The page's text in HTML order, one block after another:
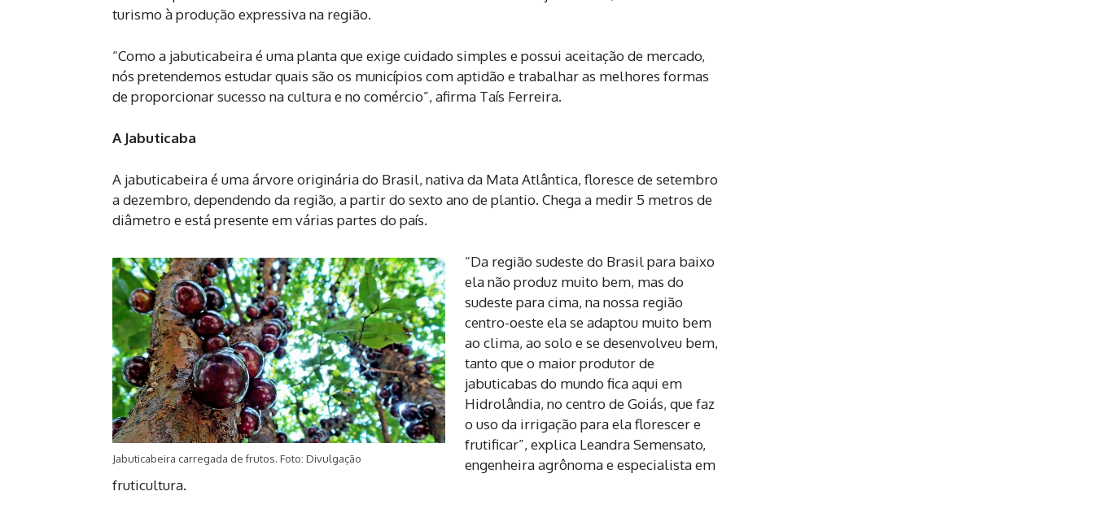
turismo à produção expressiva na região.
“Como a jabuticabeira é uma planta que exige cuidado simples e possui aceitação de mercado,
nós pretendemos estudar quais são os municípios com aptidão e trabalhar as melhores formas
de proporcionar sucesso na cultura e no comércio”, afirma Taís Ferreira.
A Jabuticaba
A jabuticabeira é uma árvore originária do Brasil, nativa da Mata Atlântica, floresce de setembro
a dezembro, dependendo da região, a partir do sexto ano de plantio. Chega a medir 5 metros de
diâmetro e está presente em várias partes do país.
Jabuticabeira carregada de frutos. Foto: Divulgação
“Da região sudeste do Brasil para baixo
ela não produz muito bem, mas do
sudeste para cima, na nossa região
centro-oeste ela se adaptou muito bem
ao clima, ao solo e se desenvolveu bem,
tanto que o maior produtor de
jabuticabas do mundo fica aqui em
Hidrolândia, no centro de Goiás, que faz
o uso da irrigação para ela florescer e
frutificar”, explica Leandra Semensato,
engenheira agrônoma e especialista em
fruticultura.